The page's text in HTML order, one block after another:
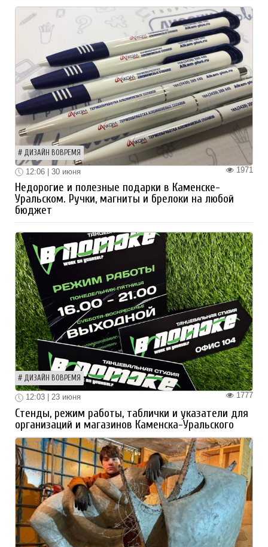
ДИЗАЙН ВОВРЕМЯ
1971
12:06 | 30 июня
Недорогие и полезные подарки в Каменске-
Уральском. Ручки, магниты и брелоки на любой
бюджет
ДИЗАЙН ВОВРЕМЯ
1777
12:03 | 23 июня
Стенды, режим работы, таблички и указатели для
организаций и магазинов Каменска-Уральского